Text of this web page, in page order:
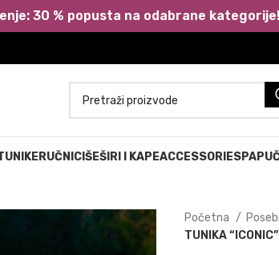
RUČNICI ŠEŠIRI I KAPEACCESSORIES
Početna
TUNIKA
30 % popusta na odabrane